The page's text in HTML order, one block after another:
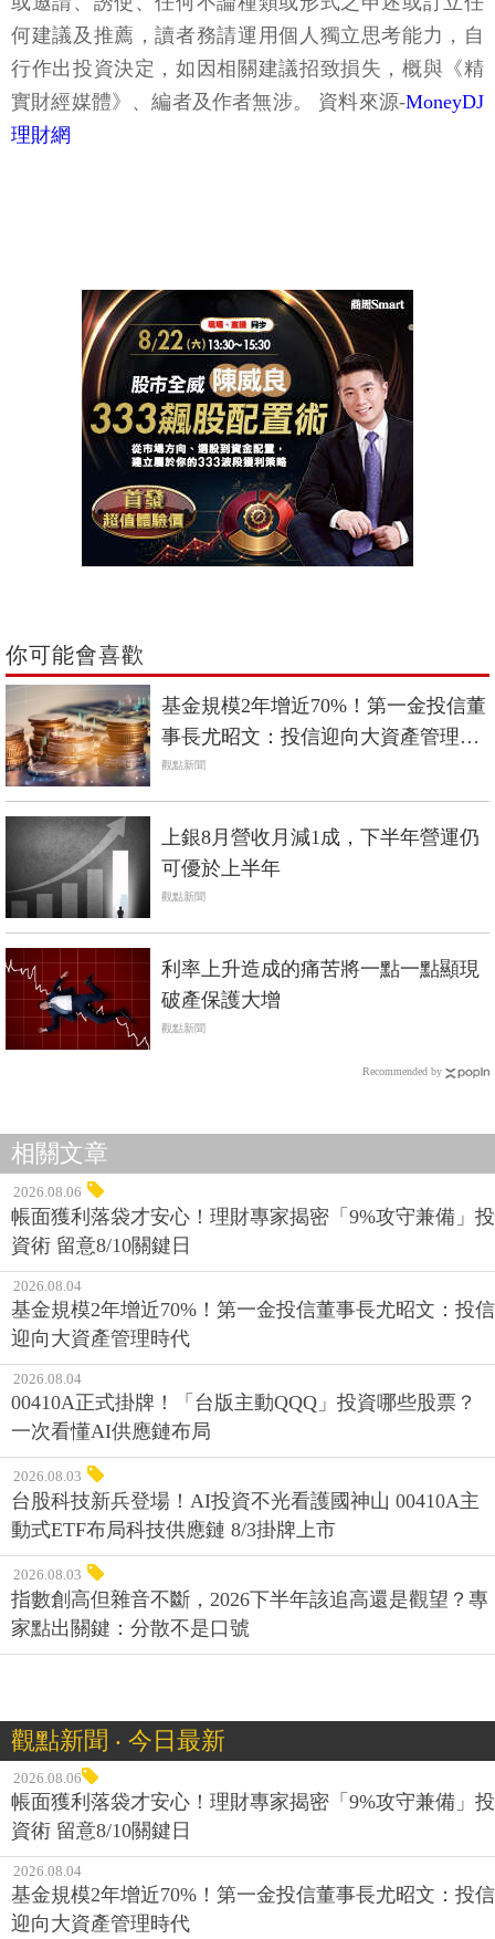
何建議及推薦，讀者務請運用個人獨立思考能力，自
行作出投資決定，如因相關建議招致損失，概與《精
實財經媒體》、編者及作者無涉。 資料來源-MoneyDJ
理財網
你可能會喜歡
基金規模2年增近70%！第一金投信董
事長尤昭文：投信迎向大資產管理時
代
觀點新聞
上銀8月營收月減1成，下半年營運仍
可優於上半年
觀點新聞
利率上升造成的痛苦將一點一點顯現
破產保護大增
觀點新聞
Recommended by
相關文章
2026.08.06
帳面獲利落袋才安心！理財專家揭密「9%攻守兼備」投
資術 留意8/10關鍵日
2026.08.04
基金規模2年增近70%！第一金投信董事長尤昭文：投信
迎向大資產管理時代
2026.08.04
00410A正式掛牌！「台版主動QQQ」投資哪些股票？
一次看懂AI供應鏈布局
2026.08.03
台股科技新兵登場！AI投資不光看護國神山 00410A主
動式ETF布局科技供應鏈 8/3掛牌上市
2026.08.03
指數創高但雜音不斷，2026下半年該追高還是觀望？專
家點出關鍵：分散不是口號
觀點新聞 ‧ 今日最新
2026.08.06
帳面獲利落袋才安心！理財專家揭密「9%攻守兼備」投
資術 留意8/10關鍵日
2026.08.04
基金規模2年增近70%！第一金投信董事長尤昭文：投信
迎向大資產管理時代